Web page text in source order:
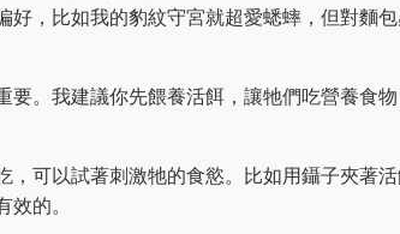
好，比如我的豹紋守宮就超愛蟋蟀，但對麵
要。我建議你先餵養活餌，讓牠們吃營養食
，可以試著刺激牠的食慾。比如用鑷子夾著
的。